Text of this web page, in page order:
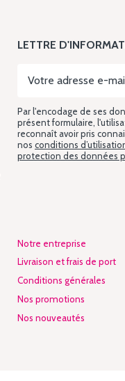
LETTRE
Par l'encodage de ses
présent formulaire,
reconnaît avoir pris
nos conditions
protection des données
Notre entreprise
Livraison et frais de port
Conditions générales
Nos promotions
Nos nouveautés